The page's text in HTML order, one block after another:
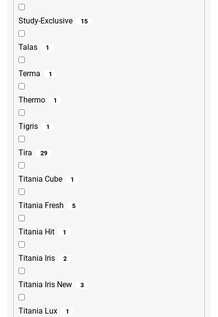
Study-Exclusive 15
Talas 1
Terma 1
Thermo 1
Tigris 1
Tira 29
Titania Cube 1
Titania Fresh 5
Titania Hit 1
Titania Iris 2
Titania Iris New 3
Titania Lux 1